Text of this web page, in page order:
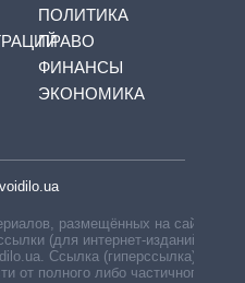
ПОЛИТИКА
ПРАВО
ФИНАНСЫ
ЭКОНОМИКА
размещённых на сайте,
(для интернет-изданий —
Ссылка (гиперссылка)
от полного либо частичного